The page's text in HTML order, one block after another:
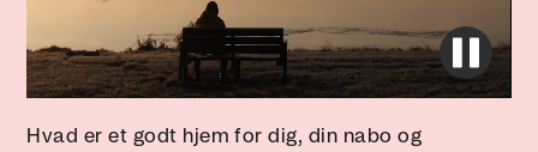
Hvad er et godt hjem for dig, din nabo og